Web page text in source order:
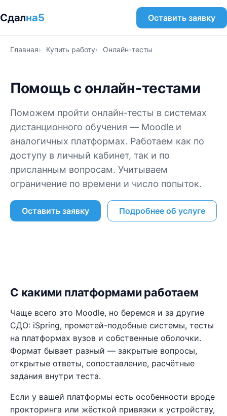
Сдална5 Оставить заявку
Главная Купить работу Онлайн-тесты
Помощь с онлайн-тестами
Поможем пройти онлайн-тесты в системах
дистанционного обучения — Moodle и
аналогичных платформах. Работаем как по
доступу в личный кабинет, так и по
присланным вопросам. Учитываем
ограничение по времени и число попыток.
Оставить заявку Подробнее об услуге
С какими платформами работаем
Чаще всего это Moodle, но беремся и за другие
СДО: iSpring, прометей-подобные системы, тесты
на платформах вузов и собственные оболочки.
Формат бывает разный — закрытые вопросы,
открытые ответы, сопоставление, расчётные
задания внутри теста.
Если у вашей платформы есть особенности вроде
прокторинга или жёсткой привязки к устройству,